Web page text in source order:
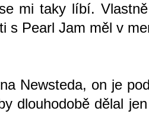
mi taky líbí.
s Pearl Jam měl v
Newsteda, on je
dlouhodobě dělal